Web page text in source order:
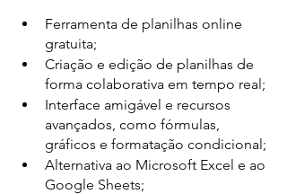
Ferramenta de planilhas online
gratuita;
Criação e edição de planilhas de
forma colaborativa em tempo real;
Interface amigável e recursos
avançados, como fórmulas,
gráficos e formatação condicional;
Alternativa ao Microsoft Excel e ao
Google Sheets;